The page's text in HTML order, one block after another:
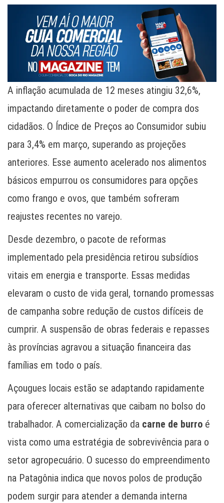
A inflação acumulada de 12 meses atingiu 32,6%,
impactando diretamente o poder de compra dos
cidadãos. O Índice de Preços ao Consumidor subiu
para 3,4% em março, superando as projeções
anteriores. Esse aumento acelerado nos alimentos
básicos empurrou os consumidores para opções
como frango e ovos, que também sofreram
reajustes recentes no varejo.
Desde dezembro, o pacote de reformas
implementado pela presidência retirou subsídios
vitais em energia e transporte. Essas medidas
elevaram o custo de vida geral, tornando promessas
de campanha sobre redução de custos difíceis de
cumprir. A suspensão de obras federais e repasses
às províncias agravou a situação financeira das
famílias em todo o país.
Açougues locais estão se adaptando rapidamente
para oferecer alternativas que caibam no bolso do
trabalhador. A comercialização da carne de burro é
vista como uma estratégia de sobrevivência para o
setor agropecuário. O sucesso do empreendimento
na Patagônia indica que novos polos de produção
podem surgir para atender a demanda interna